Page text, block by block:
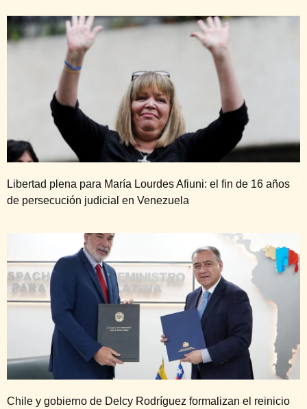
Libertad plena para María Lourdes Afiuni: el fin de 16 años
de persecución judicial en Venezuela
Chile y gobierno de Delcy Rodríguez formalizan el reinicio